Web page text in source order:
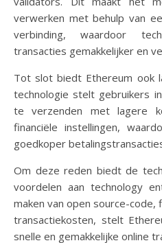
verwerken met behulp van
verbinding, waardoor
transacties gemakkelijker en
Tot slot biedt Ethereum ook
technologie stelt gebruikers
te verzenden met lagere
financiële instellingen,
goedkoper
Om deze reden biedt de
voordelen aan technology
maken van open source-code,
transactiekosten, stelt
snelle en gemakkelijke online